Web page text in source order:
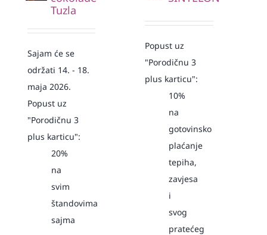
Tuzla
Sajam će se
održati 14. - 18.
maja 2026.
Popust uz
"Porodičnu 3
plus karticu":
20%
na
svim
štandovima
sajma
Popust uz
"Porodičnu 3
plus karticu":
10%
na
gotovinsko
plaćanje
tepiha,
zavjesa
i
svog
pratećeg